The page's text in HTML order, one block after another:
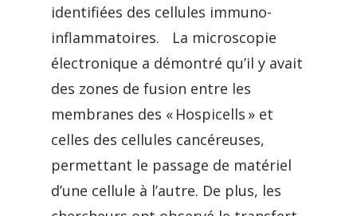
identifiées des cellules immuno-
inflammatoires. La microscopie
électronique a démontré qu’il y avait
des zones de fusion entre les
membranes des « Hospicells » et
celles des cellules cancéreuses,
permettant le passage de matériel
d’une cellule à l’autre. De plus, les